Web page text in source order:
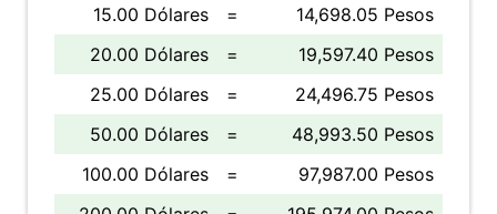
15.00 Dólares
=
14,698.05 Pesos
20.00 Dólares
=
19,597.40 Pesos
25.00 Dólares
=
24,496.75 Pesos
50.00 Dólares
=
48,993.50 Pesos
100.00 Dólares
=
97,987.00 Pesos